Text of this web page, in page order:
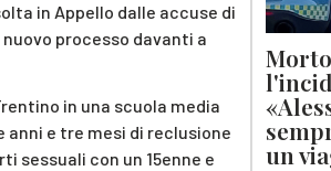
in Appello dalle accuse di
processo davanti a
in una scuola media
e tre mesi di reclusione
sessuali con un 15enne e
un